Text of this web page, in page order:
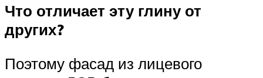
Что отличает эту глину от
других?
Поэтому фасад из лицевого